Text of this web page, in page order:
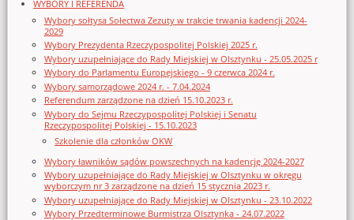
WYBORY I REFERENDA
Wybory sołtysa Sołectwa Zezuty w trakcie trwania kadencji 2024-
2029
Wybory Prezydenta Rzeczypospolitej Polskiej 2025 r.
Wybory uzupełniające do Rady Miejskiej w Olsztynku - 25.05.2025 r
Wybory do Parlamentu Europejskiego - 9 czerwca 2024 r.
Wybory samorządowe 2024 r. - 7.04.2024
Referendum zarządzone na dzień 15.10.2023 r.
Wybory do Sejmu Rzeczypospolitej Polskiej i Senatu
Rzeczypospolitej Polskiej - 15.10.2023
Szkolenie dla członków OKW
Wybory ławników sądów powszechnych na kadencję 2024-2027
Wybory uzupełniające do Rady Miejskiej w Olsztynku w okręgu
wyborczym nr 3 zarządzone na dzień 15 stycznia 2023 r.
Wybory uzupełniające do Rady Miejskiej w Olsztynku - 23.10.2022
Wybory Przedterminowe Burmistrza Olsztynka - 24.07.2022